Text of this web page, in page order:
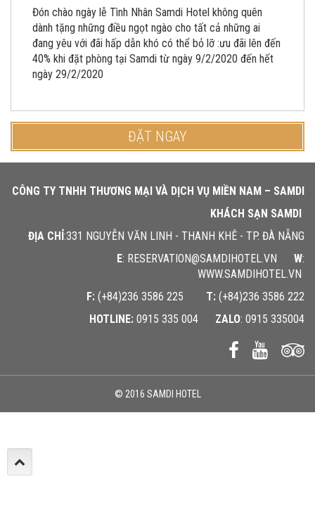
Đón chào ngày lễ Tình Nhân Samdi Hotel không quên
dành tặng những điều ngọt ngào cho tất cả những ai
đang yêu với đãi hấp dẫn khó có thể bỏ lỡ :ưu đãi lên đến
40% khi đặt phòng tại Samdi từ ngày 9/2/2020 đến hết
ngày 29/2/2020
ĐẶT NGAY
CÔNG TY TNHH THƯƠNG MẠI VÀ DỊCH VỤ MIỀN NAM – SAMDI
KHÁCH SẠN SAMDI
ĐỊA CHỈ:331 NGUYỄN VĂN LINH - THANH KHÊ - TP. ĐÀ NẴNG
E: RESERVATION@SAMDIHOTEL.VN W:
WWW.SAMDIHOTEL.VN
F: (+84)236 3586 225 T: (+84)236 3586 222
HOTLINE: 0915 335 004 ZALO: 0915 335004
© 2016 SAMDI HOTEL